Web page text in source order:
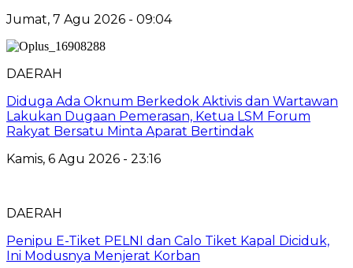
Jumat, 7 Agu 2026 - 09:04
DAERAH
Diduga Ada Oknum Berkedok Aktivis dan Wartawan
Lakukan Dugaan Pemerasan, Ketua LSM Forum
Rakyat Bersatu Minta Aparat Bertindak
Kamis, 6 Agu 2026 - 23:16
DAERAH
Penipu E-Tiket PELNI dan Calo Tiket Kapal Diciduk,
Ini Modusnya Menjerat Korban